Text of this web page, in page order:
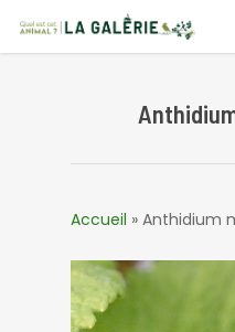
main
Accueil » Anthidium